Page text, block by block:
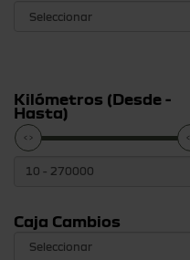
Kilómetros (Desde -
Hasta)
Caja Cambios